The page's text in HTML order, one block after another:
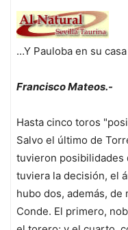
…Y Pauloba en su casa
Francisco Mateos.-
Hasta cinco toros
Salvo el último de
tuvieron posibilidades
tuviera la decisión, el
hubo dos, además,
Conde. El primero,